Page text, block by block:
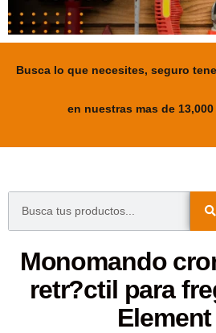
Busca lo que necesites, seguro
en nuestras mas de
Monomando
retr?ctil para
Element